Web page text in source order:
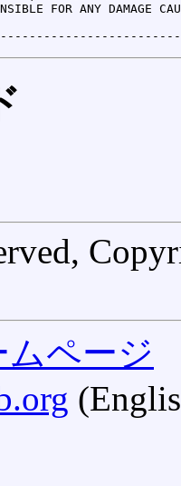
FOR ANY DAMAGE
ページ